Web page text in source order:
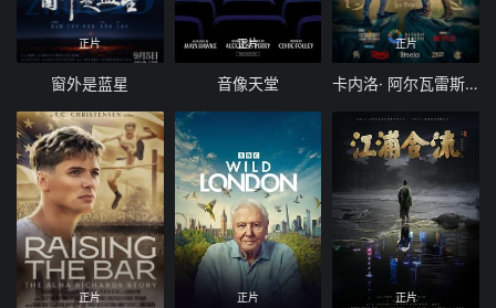
正片
窗外是蓝星
正片
音像天堂
正片
卡内洛· 阿尔瓦雷斯 vs 特伦斯·克劳福德
正片 正片 正片